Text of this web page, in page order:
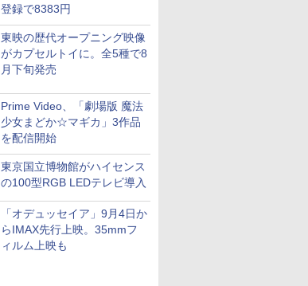
登録で8383円
東映の歴代オープニング映像
がカプセルトイに。全5種で8
月下旬発売
Prime Video、「劇場版 魔法
少女まどか☆マギカ」3作品
を配信開始
東京国立博物館がハイセンス
の100型RGB LEDテレビ導入
「オデュッセイア」9月4日か
らIMAX先行上映。35mmフ
ィルム上映も